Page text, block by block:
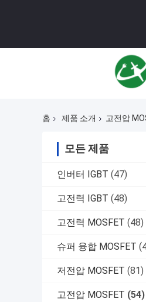
홈 제품 소개 고전압
모든 제품
인버터 IGBT (47)
고전력 IGBT (48)
고전력 MOSFET (48)
슈퍼 융합 MOSFET
저전압 MOSFET (81)
고전압 MOSFET (54)